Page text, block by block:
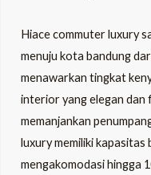
Hiace commuter luxury
menuju kota bandung
menawarkan tingkat
interior yang elegan
memanjankan
luxury memiliki kapasitas
mengakomodasi hingga